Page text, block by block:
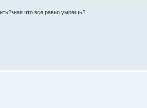
что все равно умрешь?!